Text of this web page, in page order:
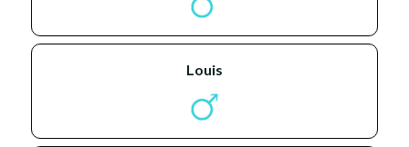
louis